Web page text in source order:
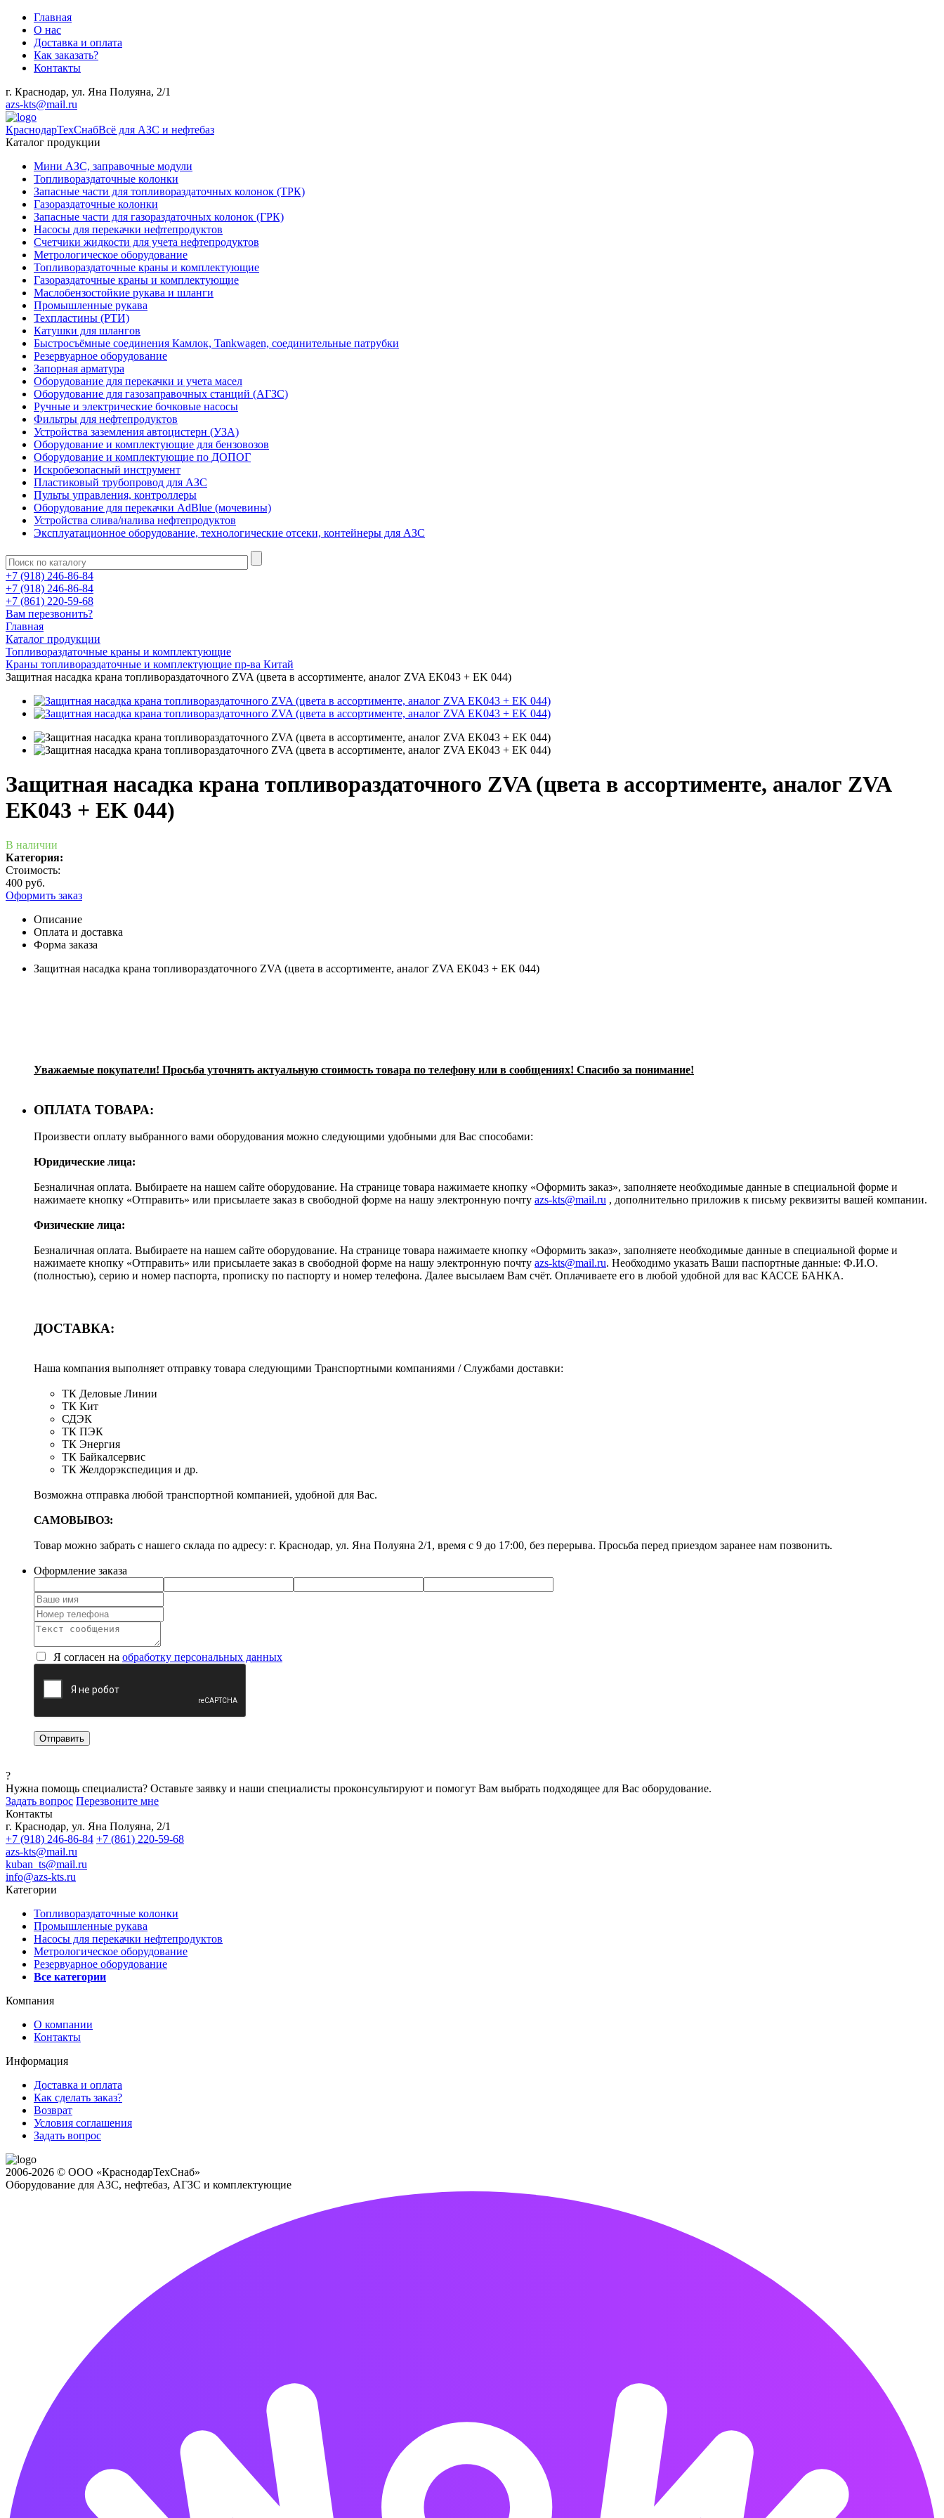
Главная
О нас
Доставка и оплата
Как заказать?
Контакты
г. Краснодар, ул. Яна Полуяна, 2/1
azs-kts@mail.ru
КраснодарТехСнабВсё для АЗС и нефтебаз
Каталог продукции
Мини АЗС, заправочные модули
Топливораздаточные колонки
Запасные части для топливораздаточных колонок (ТРК)
Газораздаточные колонки
Запасные части для газораздаточных колонок (ГРК)
Насосы для перекачки нефтепродуктов
Счетчики жидкости для учета нефтепродуктов
Метрологическое оборудование
Топливораздаточные краны и комплектующие
Газораздаточные краны и комплектующие
Маслобензостойкие рукава и шланги
Промышленные рукава
Техпластины (РТИ)
Катушки для шлангов
Быстросъёмные соединения Камлок, Tankwagen, соединительные патрубки
Резервуарное оборудование
Запорная арматура
Оборудование для перекачки и учета масел
Оборудование для газозаправочных станций (АГЗС)
Ручные и электрические бочковые насосы
Фильтры для нефтепродуктов
Устройства заземления автоцистерн (УЗА)
Оборудование и комплектующие для бензовозов
Оборудование и комплектующие по ДОПОГ
Искробезопасный инструмент
Пластиковый трубопровод для АЗС
Пульты управления, контроллеры
Оборудование для перекачки AdBlue (мочевины)
Устройства слива/налива нефтепродуктов
Эксплуатационное оборудование, технологические отсеки, контейнеры для АЗС
+7 (918) 246-86-84
+7 (918) 246-86-84
+7 (861) 220-59-68
Вам перезвонить?
Главная
Каталог продукции
Топливораздаточные краны и комплектующие
Краны топливораздаточные и комплектующие пр-ва Китай
Защитная насадка крана топливораздаточного ZVA (цвета в ассортименте, аналог ZVA EK043 + EK 044)
Защитная насадка крана топливораздаточного ZVA (цвета в ассортименте, аналог ZVA
EK043 + EK 044)
В наличии
Категория:
Стоимость:
400 руб.
Оформить заказ
Описание
Оплата и доставка
Форма заказа
Защитная насадка крана топливораздаточного ZVA (цвета в ассортименте, аналог ZVA EK043 + EK 044)
Уважаемые покупатели! Просьба уточнять актуальную стоимость товара по телефону или в сообщениях! Спасибо за понимание!
ОПЛАТА ТОВАРА:
Произвести оплату выбранного вами оборудования можно следующими удобными для Вас способами:
Юридические лица:
Безналичная оплата. Выбираете на нашем сайте оборудование. На странице товара нажимаете кнопку «Оформить заказ», заполняете необходимые данные в специальной форме и
нажимаете кнопку «Отправить» или присылаете заказ в свободной форме на нашу электронную почту azs-kts@mail.ru , дополнительно приложив к письму реквизиты вашей компании.
Физические лица:
Безналичная оплата. Выбираете на нашем сайте оборудование. На странице товара нажимаете кнопку «Оформить заказ», заполняете необходимые данные в специальной форме и
нажимаете кнопку «Отправить» или присылаете заказ в свободной форме на нашу электронную почту azs-kts@mail.ru. Необходимо указать Ваши паспортные данные: Ф.И.О.
(полностью), серию и номер паспорта, прописку по паспорту и номер телефона. Далее высылаем Вам счёт. Оплачиваете его в любой удобной для вас КАССЕ БАНКА.
ДОСТАВКА:
Наша компания выполняет отправку товара следующими Транспортными компаниями / Службами доставки:
ТК Деловые Линии
ТК Кит
СДЭК
ТК ПЭК
ТК Энергия
ТК Байкалсервис
ТК Желдорэкспедиция и др.
Возможна отправка любой транспортной компанией, удобной для Вас.
САМОВЫВОЗ:
Товар можно забрать с нашего склада по адресу: г. Краснодар, ул. Яна Полуяна 2/1, время с 9 до 17:00, без перерыва. Просьба перед приездом заранее нам позвонить.
Оформление заказа
Я согласен на обработку персональных данных
?
Нужна помощь специалиста? Оставьте заявку и наши специалисты проконсультируют и помогут Вам выбрать подходящее для Вас оборудование.
Задать вопрос Перезвоните мне
Контакты
г. Краснодар, ул. Яна Полуяна, 2/1
+7 (918) 246-86-84 +7 (861) 220-59-68
azs-kts@mail.ru
kuban_ts@mail.ru
info@azs-kts.ru
Категории
Топливораздаточные колонки
Промышленные рукава
Насосы для перекачки нефтепродуктов
Метрологическое оборудование
Резервуарное оборудование
Все категории
Компания
О компании
Контакты
Информация
Доставка и оплата
Как сделать заказ?
Возврат
Условия соглашения
Задать вопрос
2006-2026 © ООО «КраснодарТехСнаб»
Оборудование для АЗС, нефтебаз, АГЗС и комплектующие